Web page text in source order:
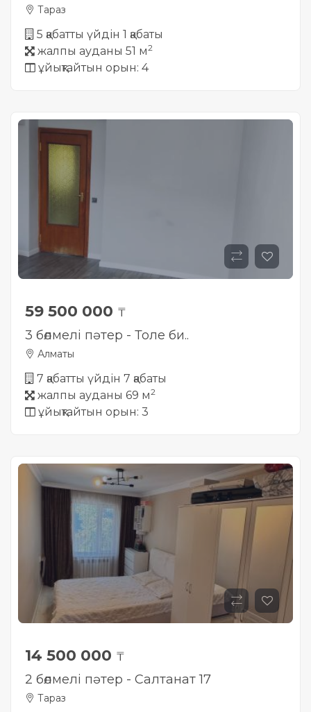
Тараз
5 қабатты үйдін 1 қабаты
жалпы ауданы 51 м2
ұйықтайтын орын: 4
59 500 000 ₸
3 бөлмелі пәтер - Толе би..
Алматы
7 қабатты үйдін 7 қабаты
жалпы ауданы 69 м2
ұйықтайтын орын: 3
14 500 000 ₸
2 бөлмелі пәтер - Салтанат 17
Тараз